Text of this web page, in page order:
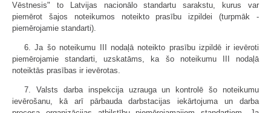
Vēstnesis" to Latvijas nacionālo standartu sarakstu, kurus var
piemērot šajos noteikumos noteikto prasību izpildei (turpmāk -
piemērojamie standarti).
6. Ja šo noteikumu III nodaļā noteikto prasību izpildē ir ievēroti
piemērojamie standarti, uzskatāms, ka šo noteikumu III nodaļā
noteiktās prasības ir ievērotas.
7. Valsts darba inspekcija uzrauga un kontrolē šo noteikumu
ievērošanu, kā arī pārbauda darbstacijas iekārtojuma un darba